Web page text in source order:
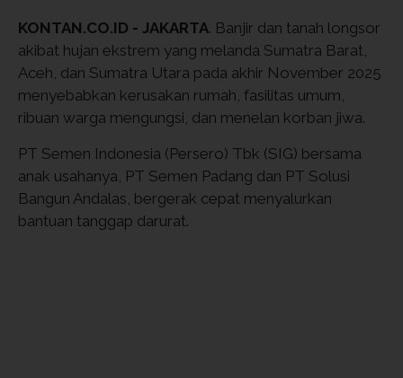
KONTAN.CO.ID - JAKARTA. Banjir dan tanah longsor
akibat hujan ekstrem yang melanda Sumatra Barat,
Aceh, dan Sumatra Utara pada akhir November 2025
menyebabkan kerusakan rumah, fasilitas umum,
ribuan warga mengungsi, dan menelan korban jiwa.
PT Semen Indonesia (Persero) Tbk (SIG) bersama
anak usahanya, PT Semen Padang dan PT Solusi
Bangun Andalas, bergerak cepat menyalurkan
bantuan tanggap darurat.